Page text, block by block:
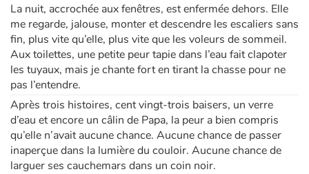
Contes d'ici et d'ailleurs
Autour de la lecture
Apprendre à lire
Livre audio
Activités et ateliers
La nuit, accrochée aux fenêtres, est enfermée dehors. Elle
me regarde, jalouse, monter et descendre les escaliers sans
fin, plus vite qu’elle, plus vite que les voleurs de sommeil.
Aux toilettes, une petite peur tapie dans l’eau fait clapoter
les tuyaux, mais je chante fort en tirant la chasse pour ne
pas l’entendre.
Après trois histoires, cent vingt-trois baisers, un verre
d’eau et encore un câlin de Papa, la peur a bien compris
qu’elle n’avait aucune chance. Aucune chance de passer
inaperçue dans la lumière du couloir. Aucune chance de
larguer ses cauchemars dans un coin noir.